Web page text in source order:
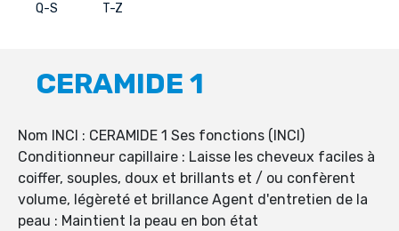
Q-S T-Z
CERAMIDE 1
Nom INCI : CERAMIDE 1 Ses fonctions (INCI)
Conditionneur capillaire : Laisse les cheveux faciles à
coiffer, souples, doux et brillants et / ou confèrent
volume, légèreté et brillance Agent d'entretien de la
peau : Maintient la peau en bon état